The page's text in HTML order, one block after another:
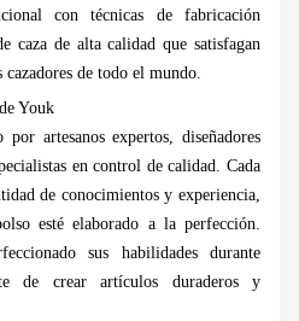
con técnicas de fabricación
caza de alta calidad que satisfagan
cazadores de todo el mundo.
Youk
artesanos expertos, diseñadores
en control de calidad. Cada
de conocimientos y experiencia,
esté elaborado a la perfección.
sus habilidades durante
de crear artículos duraderos y